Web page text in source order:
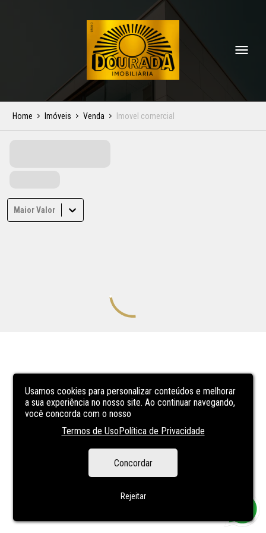
Usamos cookies para personalizar conteúdos e melhorar
a sua experiência no nosso site. Ao continuar navegando,
você concorda com o nosso
Termos de UsoPolítica de Privacidade
Concordar
Rejeitar
Home Imóveis Venda Imovel comercial
Maior Valor